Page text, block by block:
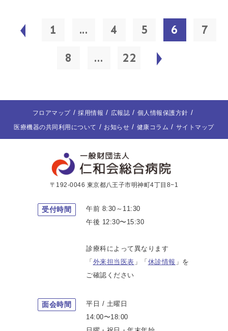
1 ... 4 5 6
7
8
... 22
フロアマップ 採用情報 広報誌
個人情報保護方針
医療機器の共同利用について
お知らせ 健康コラム サイトマップ
〒192-0046 東京都八王子市明神町4丁目8−1
受付時間
午前 8:30～11:30
午後 12:30〜15:30
診療科によって異なります
「 外来担当医表 」「 休診情報 」を
ご確認ください
面会時間
平日 / 土曜日
14:00〜18:00